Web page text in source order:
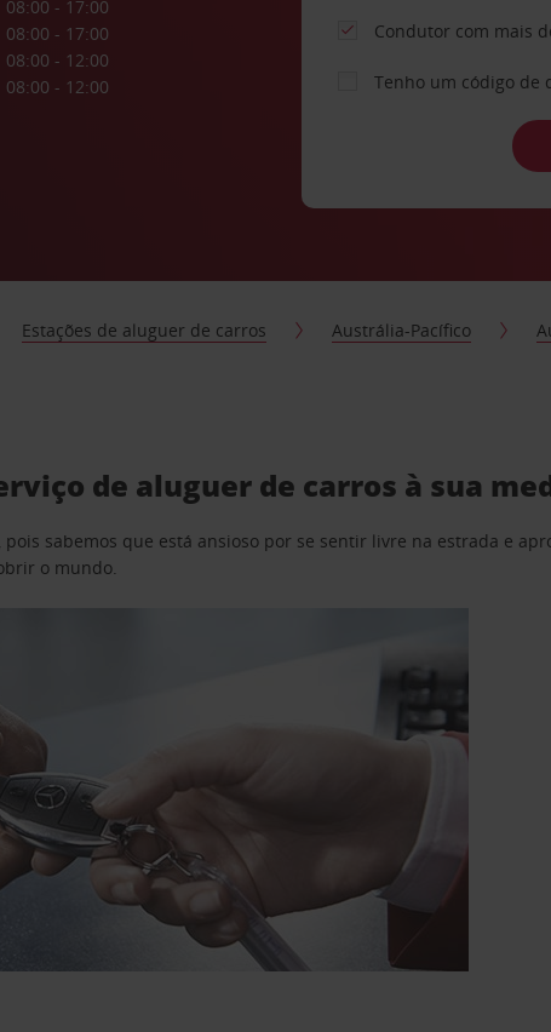
08:00 - 17:00
08:00 - 17:00
08:00 - 12:00
08:00 - 12:00
Condutor com mais
Tenho um código de
Estações de aluguer de carros Austrália-Pacífico
de aluguer de carros à sua
sabemos que está ansioso por se sentir livre na estrada e
o mundo.